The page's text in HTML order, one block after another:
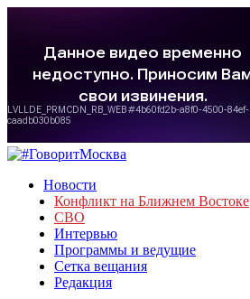
Новости
Конфликт на Ближнем Востоке
СВО
Интервью
Программы и ведущие
Сетка вещания
Редакция